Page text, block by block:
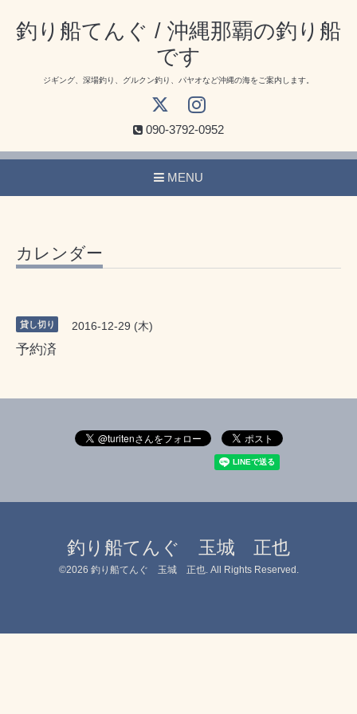
釣り船てんぐ / 沖縄那覇の釣り船
です
ジギング、深場釣り、グルクン釣り、パヤオなど沖縄の海をご案内します。
090-3792-0952
MENU
カレンダー
貸し切り 2016-12-29 (木)
予約済
釣り船てんぐ 玉城 正也
©2026 釣り船てんぐ 玉城 正也. All Rights Reserved.